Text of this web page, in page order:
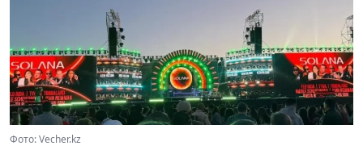
Фото: Vecher.kz